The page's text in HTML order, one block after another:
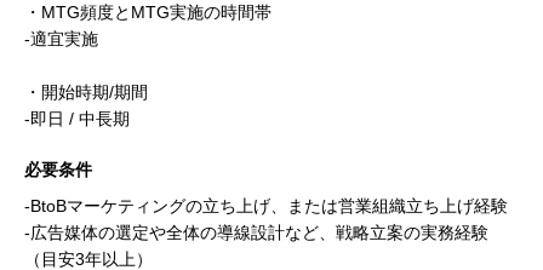
・MTG頻度とMTG実施の時間帯
-適宜実施
・開始時期/期間
-即日 / 中長期
必要条件
-BtoBマーケティングの立ち上げ、または営業組織立ち上げ経験
-広告媒体の選定や全体の導線設計など、戦略立案の実務経験
（目安3年以上）